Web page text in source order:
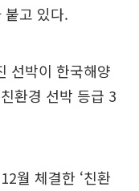
붙고 있다.
선박이 한국해양
환경 선박 등급 3
월 체결한 ‘친환